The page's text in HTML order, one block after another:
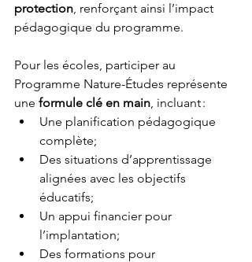
protection, renforçant ainsi l’impact
pédagogique du programme.
Pour les écoles, participer au
Programme Nature-Études représente
une formule clé en main, incluant :
Une planification pédagogique
complète;
Des situations d’apprentissage
alignées avec les objectifs
éducatifs;
Un appui financier pour
l’implantation;
Des formations pour